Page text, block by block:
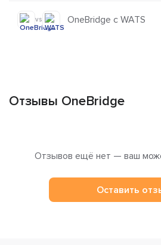
vs OneBridge с WATS
Отзывы OneBridge
Отзывов ещё нет — ваш
Оставить